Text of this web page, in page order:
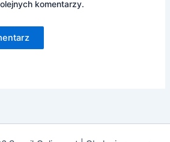
komentarzy.